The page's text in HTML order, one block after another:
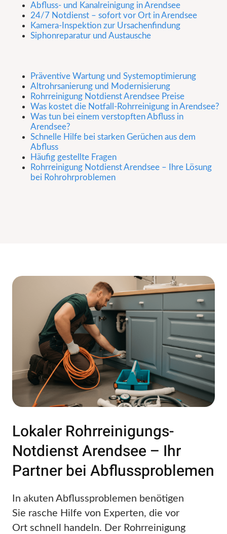
Abfluss- und Kanalreinigung in Arendsee
24/7 Notdienst – sofort vor Ort in Arendsee
Kamera-Inspektion zur Ursachenfindung
Siphonreparatur und Austausche
Präventive Wartung und Systemoptimierung
Altrohrsanierung und Modernisierung
Rohrreinigung Notdienst Arendsee Preise
Was kostet die Notfall-Rohrreinigung in Arendsee?
Was tun bei einem verstopften Abfluss in
Arendsee?
Schnelle Hilfe bei starken Gerüchen aus dem
Abfluss
Häufig gestellte Fragen
Rohrreinigung Notdienst Arendsee – Ihre Lösung
bei Rohrohrproblemen
Lokaler Rohrreinigungs-
Notdienst Arendsee – Ihr
Partner bei Abflussproblemen
In akuten Abflussproblemen benötigen
Sie rasche Hilfe von Experten, die vor
Ort schnell handeln. Der Rohrreinigung